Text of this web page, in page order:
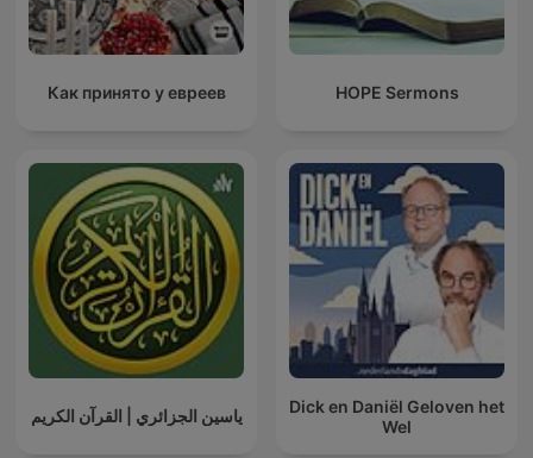
Как принято у евреев HOPE Sermons
ياسين الجزائري | القرآن الكريم
Dick en Daniël Geloven het
Wel